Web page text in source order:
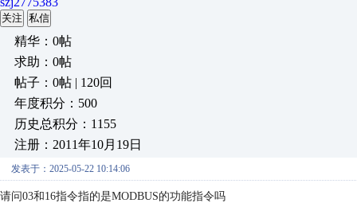
关注 私信
精华：0帖
求助：0帖
帖子：0帖 | 120回
年度积分：500
历史总积分：1155
注册：2011年10月19日
发表于：2025-05-22 10:14:06
请问03和16指令指的是MODBUS的功能指令吗